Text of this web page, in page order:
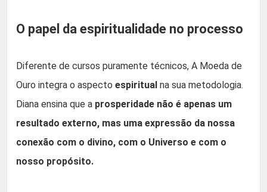
O papel da espiritualidade no processo
Diferente de cursos puramente técnicos, A Moeda de
Ouro integra o aspecto espiritual na sua metodologia.
Diana ensina que a prosperidade não é apenas um
resultado externo, mas uma expressão da nossa
conexão com o divino, com o Universo e com o
nosso propósito.